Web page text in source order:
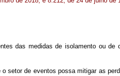
das medidas de isolamento ou de
setor de eventos possa mitigar as